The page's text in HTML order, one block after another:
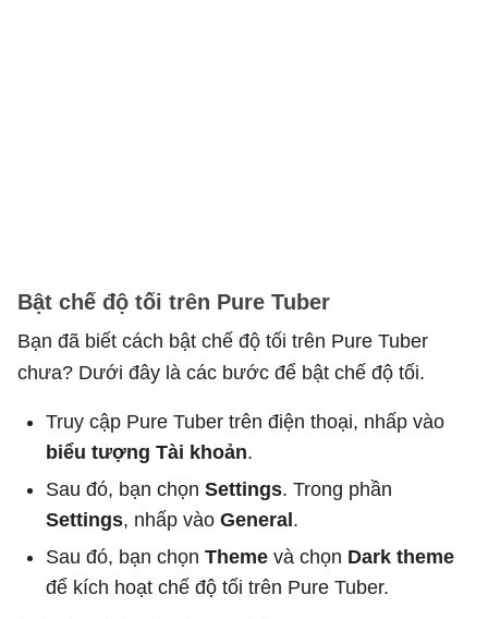
Bật chế độ tối trên Pure Tuber
Bạn đã biết cách bật chế độ tối trên Pure Tuber
chưa? Dưới đây là các bước để bật chế độ tối.
Truy cập Pure Tuber trên điện thoại, nhấp vào
biểu tượng Tài khoản.
Sau đó, bạn chọn Settings. Trong phần
Settings, nhấp vào General.
Sau đó, bạn chọn Theme và chọn Dark theme
để kích hoạt chế độ tối trên Pure Tuber.